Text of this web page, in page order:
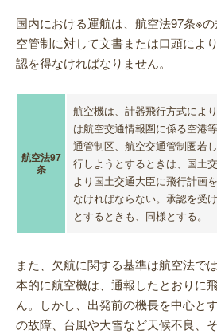
国内における運航は、航空法97条※
空管制に対して文書または口頭によ
認を得なければなりません。
航空法97
条
航空機は、計器飛行方式によ
は航空交通情報圏に係る空港
通管制区、航空交通管制圏若
行しようとするときは、国土
より国土交通大臣に飛行計画
なければならない。承認を受
とするときも、同様とする。
また、欠航に関する基準は航空法で
本的に航空機は、通報したとおりに
ん。しかし、出発前の機長を中心と
の故障、台風や大雪など天候不良、